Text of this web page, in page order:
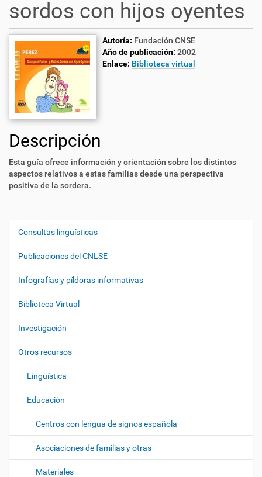
sordos con hijos oyentes
Autoría: Fundación CNSE
Año de publicación: 2002
Enlace: Biblioteca virtual
Descripción
Esta guía ofrece información y orientación sobre los distintos
aspectos relativos a estas familias desde una perspectiva
positiva de la sordera.
N
e
g
a
c
i
ó
n
Consultas lingüísticas
Publicaciones del CNLSE
Infografías y píldoras informativas
Biblioteca Virtual
Investigación
Otros recursos
Lingüística
Educación
Centros con lengua de signos española
Asociaciones de familias y otras
Materiales